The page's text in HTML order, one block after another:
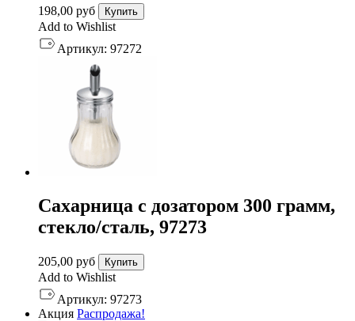
198,00 руб Купить
Add to Wishlist
Артикул: 97272
Сахарница с дозатором 300 грамм,
стекло/сталь, 97273
205,00 руб Купить
Add to Wishlist
Артикул: 97273
Акция Распродажа!